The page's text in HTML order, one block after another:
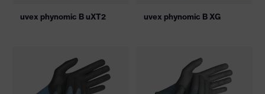
uvex phynomic B uXT2 uvex phynomic B XG